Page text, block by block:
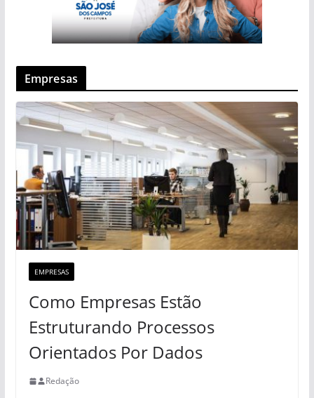
Empresas
EMPRESAS
Como Empresas Estão
Estruturando Processos
Orientados Por Dados
Redação